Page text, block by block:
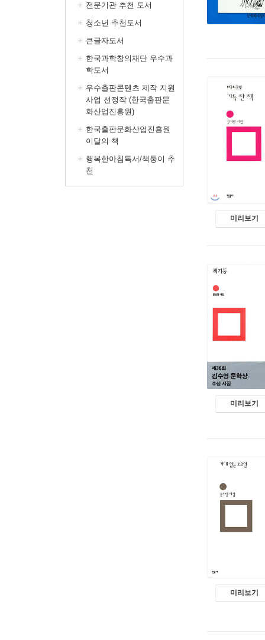
전문기관 추천 도서
청소년 추천도서
큰글자도서
한국과학창의재단 우수과
학도서
우수출판콘텐츠 제작 지원
사업 선정작 (한국출판문
화산업진흥원)
한국출판문화산업진흥원
이달의 책
행복한아침독서/책둥이 추
천
미리보기
미리보기
미리보기